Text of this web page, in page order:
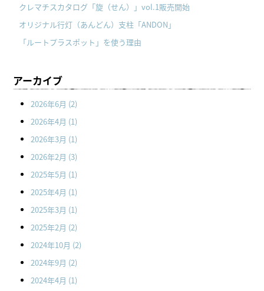
クレマチスカタログ「旋（せん）」vol.1販売開始
オリジナル行灯（あんどん）支柱「ANDON」
「ルートプラスポット」を使う理由
アーカイブ
2026年6月 (2)
2026年4月 (1)
2026年3月 (1)
2026年2月 (3)
2025年5月 (1)
2025年4月 (1)
2025年3月 (1)
2025年2月 (2)
2024年10月 (2)
2024年9月 (2)
2024年4月 (1)